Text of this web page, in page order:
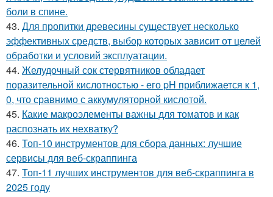
боли в спине.
43. Для пропитки древесины существует несколько
эффективных средств, выбор которых зависит от целей
обработки и условий эксплуатации.
44. Желудочный сок стервятников обладает
поразительной кислотностью - его pH приближается к 1,
0, что сравнимо с аккумуляторной кислотой.
45. Какие макроэлементы важны для томатов и как
распознать их нехватку?
46. Топ-10 инструментов для сбора данных: лучшие
сервисы для веб-скраппинга
47. Топ-11 лучших инструментов для веб-скраппинга в
2025 году